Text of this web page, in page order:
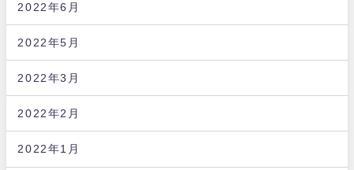
2022年6月
2022年5月
2022年3月
2022年2月
2022年1月